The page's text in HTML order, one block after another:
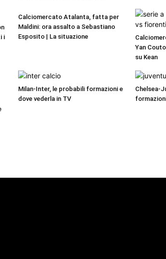
i
Calciomercato Atalanta, fatta per
Maldini: ora assalto a Sebastiano
Esposito | La situazione
Yan
su Kean
Milan-Inter, le probabili formazioni e
dove vederla in TV
Chelsea-